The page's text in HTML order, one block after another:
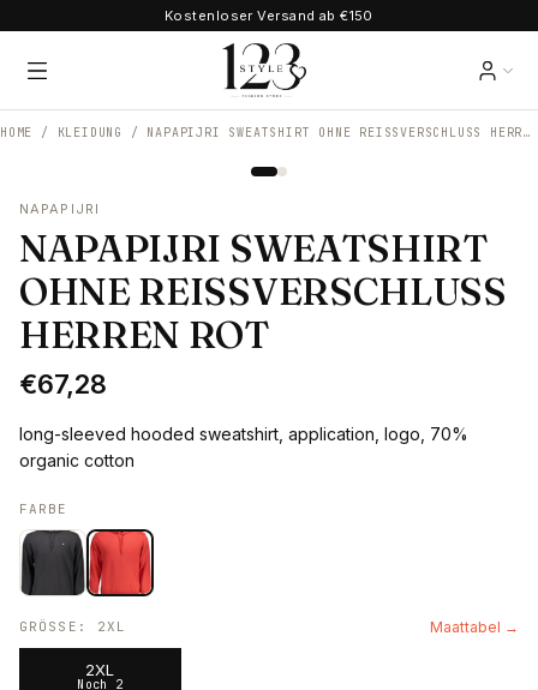
Kostenloser Versand ab €150
HOME / KLEIDUNG / NAPAPIJRI SWEATSHIRT OHNE REISSVERSCHLUSS HERREN ROT
NAPAPIJRI
NAPAPIJRI SWEATSHIRT
OHNE REISSVERSCHLUSS
HERREN ROT
€67,28
long-sleeved hooded sweatshirt, application, logo, 70%
organic cotton
FARBE
GRÖSSE : 2XL Maattabel →
2XL
Noch 2